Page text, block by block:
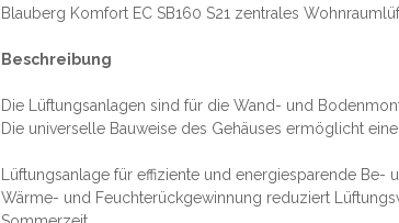
Blauberg Komfort EC SB160 S21 zentrales
Beschreibung
Die Lüftungsanlagen sind für die Wand- und
Die universelle Bauweise des Gehäuses ermöglicht
Lüftungsanlage für effiziente und energiesparende Be-
Wärme- und Feuchterückgewinnung reduziert